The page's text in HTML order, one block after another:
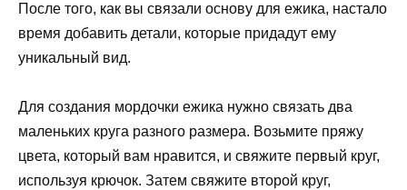
После того, как вы связали основу для ежика, настало
время добавить детали, которые придадут ему
уникальный вид.
Для создания мордочки ежика нужно связать два
маленьких круга разного размера. Возьмите пряжу
цвета, который вам нравится, и свяжите первый круг,
используя крючок. Затем свяжите второй круг,